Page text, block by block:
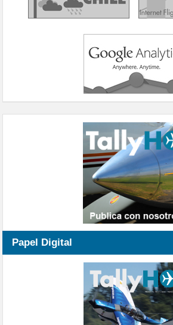
Papel Digital